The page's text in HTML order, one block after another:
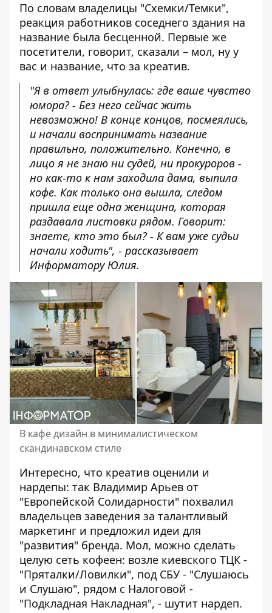
По словам владелицы "Схемки/Темки",
реакция работников соседнего здания на
название была бесценной. Первые же
посетители, говорит, сказали – мол, ну у
вас и название, что за креатив.
"Я в ответ улыбнулась: где ваше чувство
юмора? - Без него сейчас жить
невозможно! В конце концов, посмеялись,
и начали воспринимать название
правильно, положительно. Конечно, в
лицо я не знаю ни судей, ни прокуроров -
но как-то к нам заходила дама, выпила
кофе. Как только она вышла, следом
пришла еще одна женщина, которая
раздавала листовки рядом. Говорит:
знаете, кто это был? - К вам уже судьи
начали ходить", - рассказывает
Информатору Юлия.
В кафе дизайн в минималистическом
скандинавском стиле
Интересно, что креатив оценили и
нардепы: так Владимир Арьев от
"Европейской Солидарности" похвалил
владельцев заведения за талантливый
маркетинг и предложил идеи для
"развития" бренда. Мол, можно сделать
целую сеть кофеен: возле киевского ТЦК -
"Пряталки/Ловилки", под СБУ - "Слушаюсь
и Слушаю", рядом с Налоговой -
"Подкладная Накладная", - шутит нардеп.